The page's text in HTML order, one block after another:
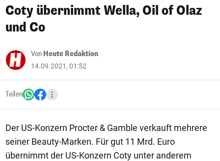
Coty übernimmt Wella, Oil of Olaz
und Co
Von Heute Redaktion
14.09.2021, 01:52
Teilen
Der US-Konzern Procter & Gamble verkauft mehrere
seiner Beauty-Marken. Für gut 11 Mrd. Euro
übernimmt der US-Konzern Coty unter anderem